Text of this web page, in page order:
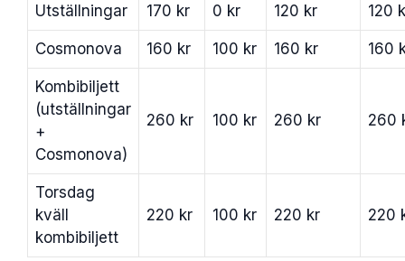
Utställningar 170 kr 0 kr 120 kr 120
Cosmonova 160 kr 100 kr 160 kr 160
Kombibiljett
(utställningar
+
Cosmonova)
260 kr 100 kr 260 kr 260
Torsdag
kväll
kombibiljett
220 kr 100 kr 220 kr 220